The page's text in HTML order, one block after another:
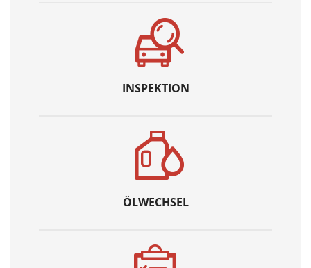
INSPEKTION
ÖLWECHSEL